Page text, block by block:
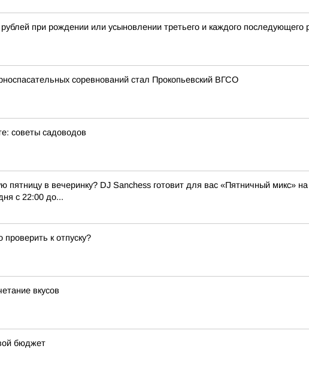
при рождении или усыновлении третьего и каждого последующего
соревнований стал Прокопьевский ВГСО
советы садоводов
в вечеринку? DJ Sanchess готовит для вас «Пятничный микс»
с 22:00 до...
к отпуску?
вкусов
бюджет